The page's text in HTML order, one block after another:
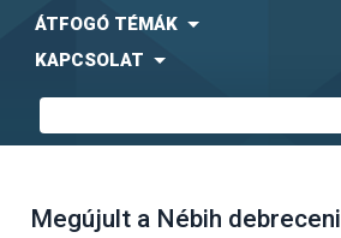
ÁTFOGÓ TÉMÁK
KAPCSOLAT
Megújult a Nébih debreceni